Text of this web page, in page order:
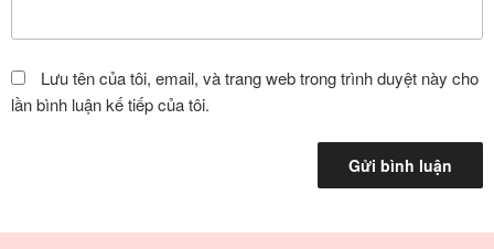
Lưu tên của tôi, email, và trang web trong trình duyệt này cho
lần bình luận kế tiếp của tôi.